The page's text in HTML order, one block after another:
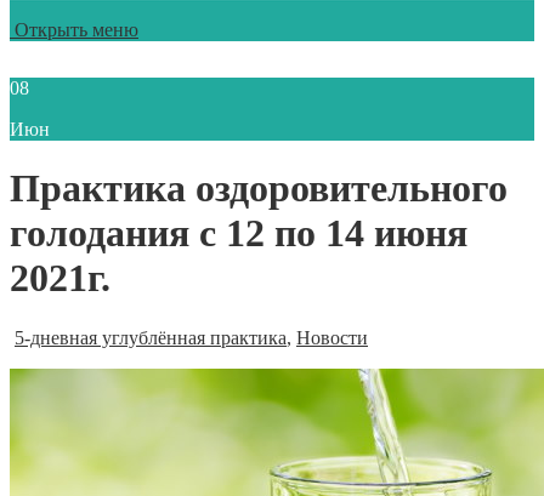
Открыть меню
08
Июн
Практика оздоровительного
голодания с 12 по 14 июня
2021г.
5-дневная углублённая практика, Новости